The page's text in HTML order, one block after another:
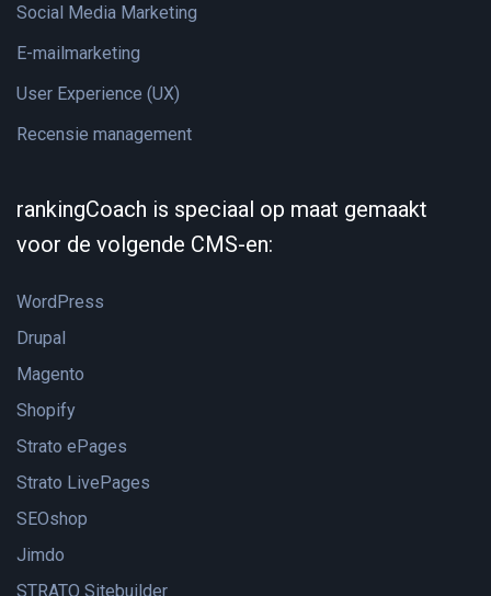
Social Media Marketing
E-mailmarketing
User Experience (UX)
Recensie management
rankingCoach is speciaal op maat gemaakt
voor de volgende CMS-en:
WordPress
Drupal
Magento
Shopify
Strato ePages
Strato LivePages
SEOshop
Jimdo
STRATO Sitebuilder